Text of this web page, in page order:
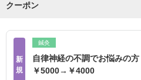
クーポン
新
規
鍼灸
自律神経の不調でお悩みの
￥5000→￥4000